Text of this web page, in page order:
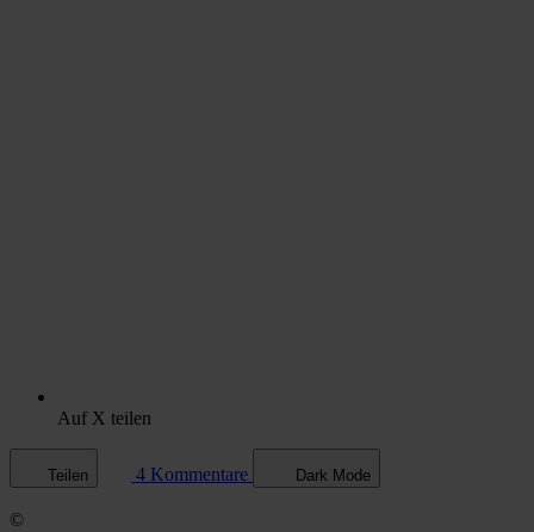
Auf X teilen
Teilen 4 Kommentare Dark Mode
©